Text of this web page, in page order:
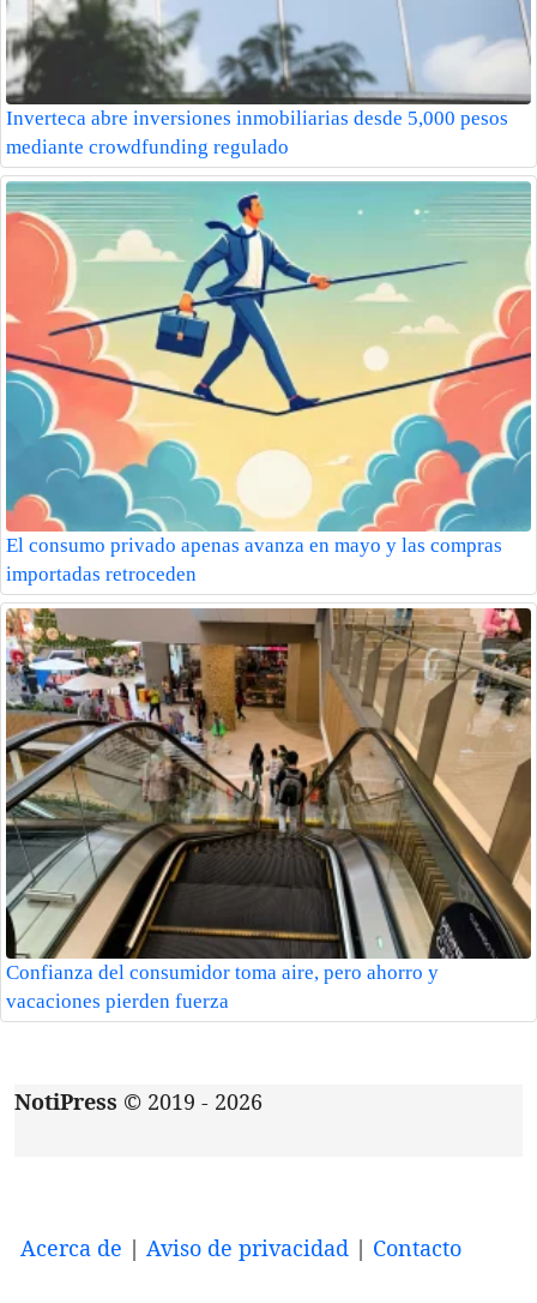
Inverteca abre inversiones inmobiliarias desde 5,000 pesos
mediante crowdfunding regulado
El consumo privado apenas avanza en mayo y las compras
importadas retroceden
Confianza del consumidor toma aire, pero ahorro y
vacaciones pierden fuerza
NotiPress © 2019 - 2026
Acerca de | Aviso de privacidad | Contacto